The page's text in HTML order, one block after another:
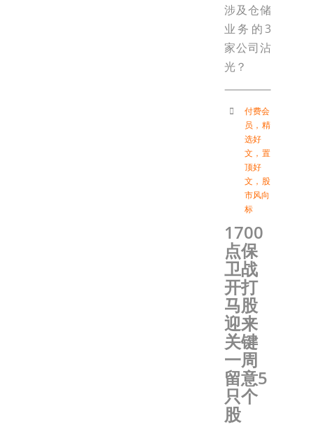
涉及仓储
业务的3
家公司沾
光？
付费会
员 ， 精
选好
文 ， 置
顶好
文 ， 股
市风向
标
1700
点保
卫战
开打
马股
迎来
关键
一周
留意5
只个
股